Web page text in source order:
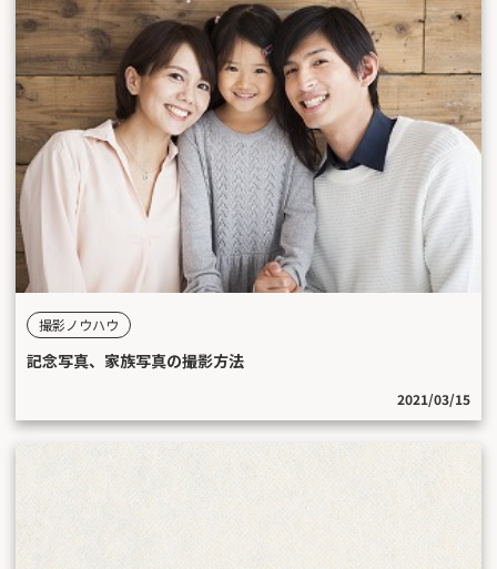
撮影ノウハウ
記念写真、家族写真の撮影方法
2021/03/15